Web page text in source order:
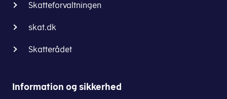
Skatteforvaltningen
skat.dk
Skatterådet
Information og sikkerhed